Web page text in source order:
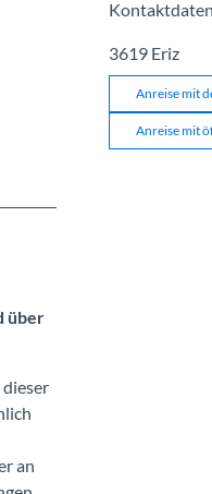
über
an
Kontaktdaten
3619 Eriz
Anreise mit
Anreise mit